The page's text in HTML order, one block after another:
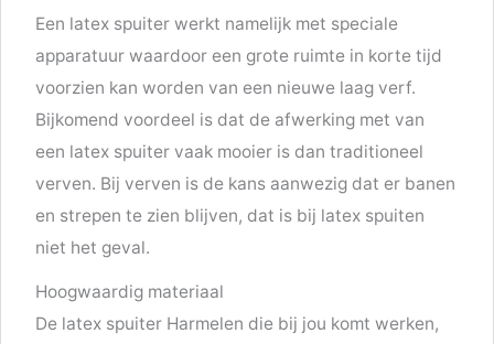
Een latex spuiter werkt namelijk met speciale
apparatuur waardoor een grote ruimte in korte tijd
voorzien kan worden van een nieuwe laag verf.
Bijkomend voordeel is dat de afwerking met van
een latex spuiter vaak mooier is dan traditioneel
verven. Bij verven is de kans aanwezig dat er banen
en strepen te zien blijven, dat is bij latex spuiten
niet het geval.
Hoogwaardig materiaal
De latex spuiter Harmelen die bij jou komt werken,